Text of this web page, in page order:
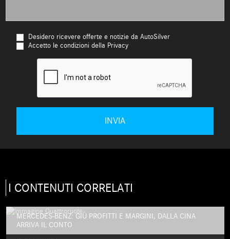
Desidero ricevere offerte e notizie da AutoSilver
Accetto le condizioni della Privacy
I CONTENUTI CORRELATI
MERCEDES-BENZ: GIÙ PROFITTI E MARGINI, DALLA CINA
ARRIVA IL CONTO